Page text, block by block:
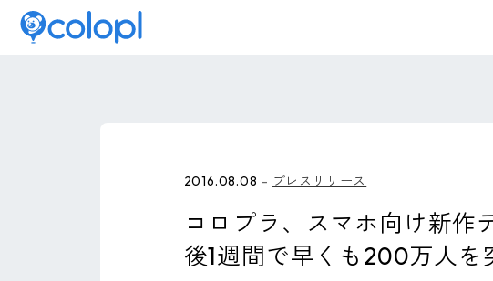
2016.08.08 プレスリリース
コロプラ、スマホ向け新作
後1週間で早くも200万人